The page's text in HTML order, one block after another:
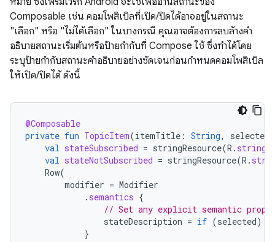
Composable เช่น คอมโพสิเบิลที่เปิด/ปิดได้อาจอยู่ในสถานะ
"เลือก" หรือ "ไม่ได้เลือก" ในบางกรณี คุณอาจต้องการลบล้างคำ
อธิบายสถานะเริ่มต้นหรือป้ายกำกับที่ Compose ใช้ ซึ่งทำได้โดย
ระบุป้ายกำกับสถานะคำอธิบายอย่างชัดเจนก่อนกำหนดคอมโพสิเบิล
ให้เปิด/ปิดได้ ดังนี้
@Composable
private fun TopicItem(itemTitle : String, selected
val stateSubscribed = stringResource(R . string
val stateNotSubscribed = stringResource(R .
Row(
modifier = Modifier
. semantics {
// Set any explicit semantic
stateDescription = if (selected)
}